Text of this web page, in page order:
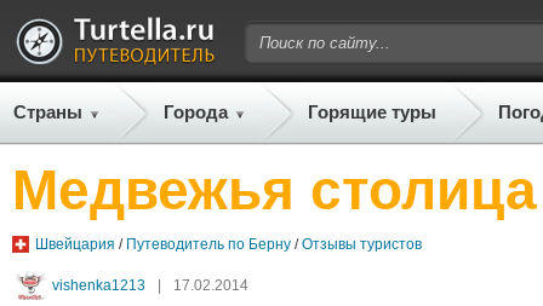
Страны Города Горящие туры
Медвежья столица
Швейцария / Путеводитель по Берну /Отзывы туристов
vishenka1213 | 17.02.2014